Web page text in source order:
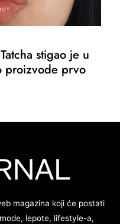
stigao je u
proizvode prvo
magazina koji će postati
lepote, lifestyle-a,